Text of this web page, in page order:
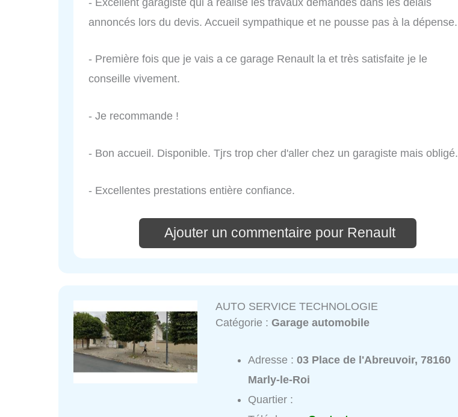
annoncés lors du devis. Accueil sympathique et ne pousse pas à la dépense.
- Première fois que je vais a ce garage Renault la et très satisfaite je le
conseille vivement.
- Je recommande !
- Bon accueil. Disponible. Tjrs trop cher d'aller chez un garagiste mais obligé.
- Excellentes prestations entière confiance.
Ajouter un commentaire pour Renault
AUTO SERVICE TECHNOLOGIE
Catégorie :Garage automobile
Adresse :03 Place de l'Abreuvoir, 78160
Marly-le-Roi
Quartier :